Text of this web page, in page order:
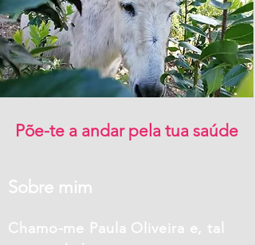
Põe-te a andar pela tua saúde
Sobre mim
Chamo-me Paula Oliveira e, tal